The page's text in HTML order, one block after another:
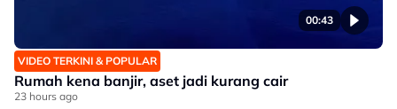
00:43
VIDEO TERKINI & POPULAR
Rumah kena banjir, aset jadi kurang cair
23 hours ago